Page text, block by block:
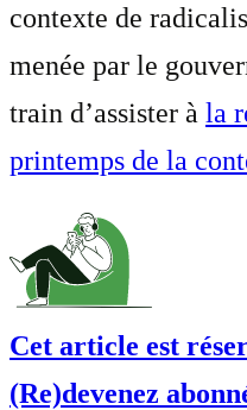
contexte de
menée par le
train d’assister à la
printemps de la
Cet article est
(Re)devenez